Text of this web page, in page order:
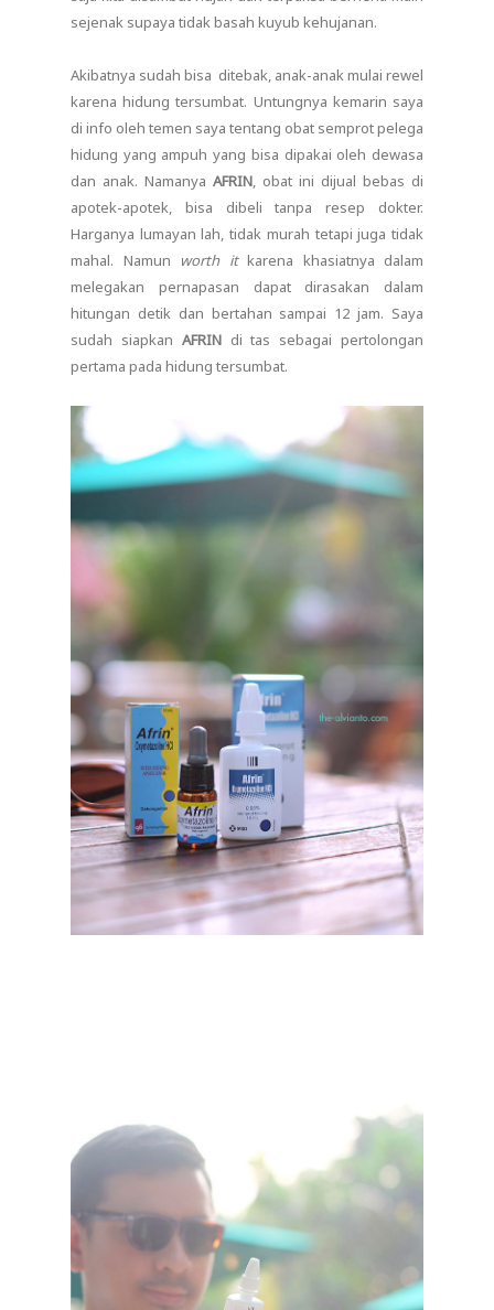
sejenak supaya tidak basah kuyub kehujanan.
Akibatnya sudah bisa ditebak, anak-anak mulai rewel
karena hidung tersumbat. Untungnya kemarin saya
di info oleh temen saya tentang obat semprot pelega
hidung yang ampuh yang bisa dipakai oleh dewasa
dan anak. Namanya AFRIN, obat ini dijual bebas di
apotek-apotek, bisa dibeli tanpa resep dokter.
Harganya lumayan lah, tidak murah tetapi juga tidak
mahal. Namun
worth it karena khasiatnya dalam
melegakan pernapasan dapat dirasakan dalam
hitungan detik dan bertahan sampai 12 jam. Saya
sudah siapkan AFRINdi tas sebagai pertolongan
pertama pada hidung tersumbat.